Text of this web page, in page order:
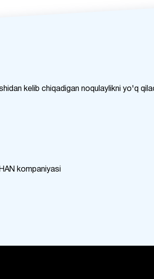
kelib chiqadigan noqulaylikni yo'q
kompaniyasi